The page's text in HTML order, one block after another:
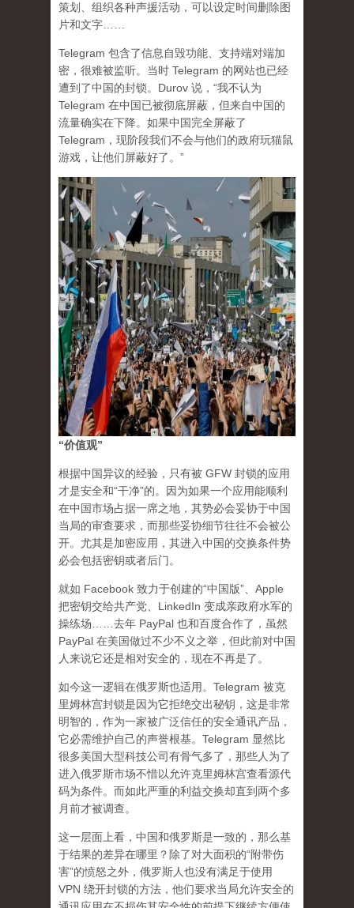
策划、组织各种声援活动，可以设定时间删除图
片和文字……
Telegram 包含了信息自毁功能、支持端对端加
密，很难被监听。当时 Telegram 的网站也已经
遭到了中国的封锁。Durov 说，“我不认为
Telegram 在中国已被彻底屏蔽，但来自中国的
流量确实在下降。如果中国完全屏蔽了
Telegram，现阶段我们不会与他们的政府玩猫鼠
游戏，让他们屏蔽好了。”
“价值观”
根据中国异议的经验，只有被 GFW 封锁的应用
才是安全和“干净”的。因为如果一个应用能顺利
在中国市场占据一席之地，其势必会妥协于中国
当局的审查要求，而那些妥协细节往往不会被公
开。尤其是加密应用，其进入中国的交换条件势
必会包括密钥或者后门。
就如 Facebook 致力于创建的“中国版”、Apple
把密钥交给共产党、LinkedIn 变成亲政府水军的
操练场……去年 PayPal 也和百度合作了，虽然
PayPal 在美国做过不少不义之举，但此前对中国
人来说它还是相对安全的，现在不再是了。
如今这一逻辑在俄罗斯也适用。Telegram 被克
里姆林宫封锁是因为它拒绝交出秘钥，这是非常
明智的，作为一家被广泛信任的安全通讯产品，
它必需维护自己的声誉根基。Telegram 显然比
很多美国大型科技公司有骨气多了，那些人为了
进入俄罗斯市场不惜以允许克里姆林宫查看源代
码为条件。而如此严重的利益交换却直到两个多
月前才被调查。
这一层面上看，中国和俄罗斯是一致的，那么基
于结果的差异在哪里？除了对大面积的“附带伤
害”的愤怒之外，俄罗斯人也没有满足于使用
VPN 绕开封锁的方法，他们要求当局允许安全的